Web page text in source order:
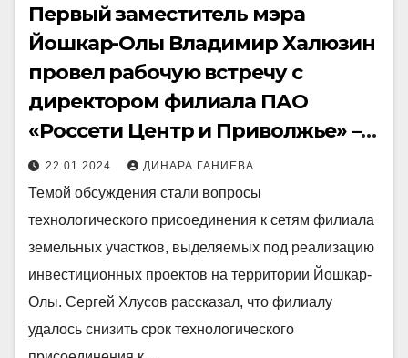
Первый заместитель мэра
Йошкар-Олы Владимир Халюзин
провел рабочую встречу с
директором филиала ПАО
«Россети Центр и Приволжье» –
«Мариэнерго» Сергеем
Хлусовым
22.01.2024 ДИНАРА ГАНИЕВА
Темой обсуждения стали вопросы
технологического присоединения к сетям филиала
земельных участков, выделяемых под реализацию
инвестиционных проектов на территории Йошкар-
Олы. Сергей Хлусов рассказал, что филиалу
удалось снизить срок технологического